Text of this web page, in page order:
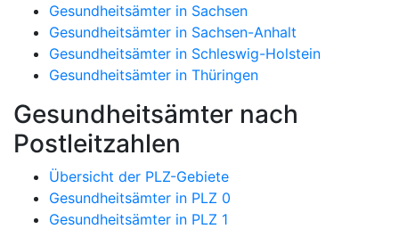
Gesundheitsämter in Sachsen
Gesundheitsämter in Sachsen-Anhalt
Gesundheitsämter in Schleswig-Holstein
Gesundheitsämter in Thüringen
Gesundheitsämter nach
Postleitzahlen
Übersicht der PLZ-Gebiete
Gesundheitsämter in PLZ 0
Gesundheitsämter in PLZ 1